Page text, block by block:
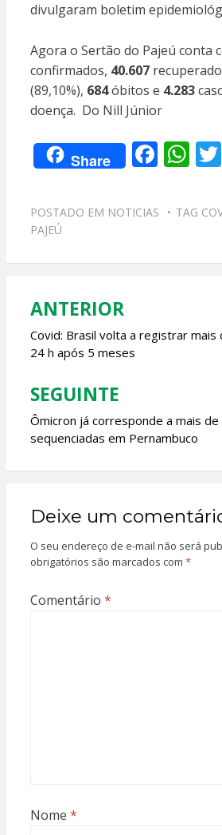
divulgaram boletim
Agora o Sertão do Pajeú conta
confirmados, 40.607
(89,10%), 684óbitos e 4.283
doença. Do Nill Júnior
Share F
e
o
W
at
A
POSTADO EM NOTICIAS TAG
PAJEÚ
Navegação
de
Post
ANTERIOR
Covid: Brasil volta a registrar
24 h após 5 meses
SEGUINTE
Ômicron já corresponde a mais
sequenciadas em Pernambuco
Deixe um
O seu endereço de e-mail não será
obrigatórios são marcados com *
Comentário *
Nome *